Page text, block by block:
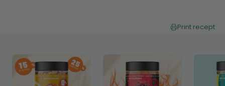
Print recept